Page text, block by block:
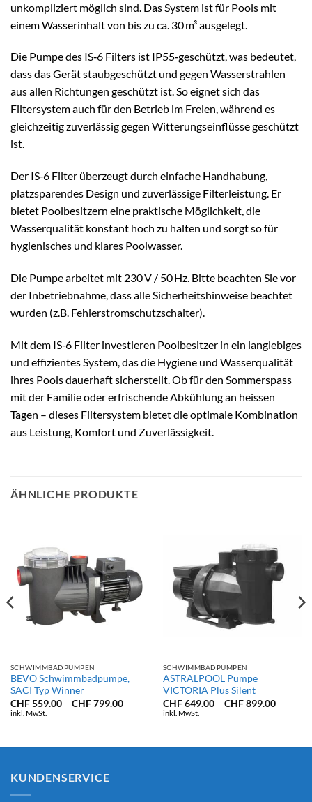
unkompliziert möglich sind. Das System ist für Pools mit
einem Wasserinhalt von bis zu ca. 30 m³ ausgelegt.
Die Pumpe des IS‑6 Filters ist IP55‑geschützt, was bedeutet,
dass das Gerät staubgeschützt und gegen Wasserstrahlen
aus allen Richtungen geschützt ist. So eignet sich das
Filtersystem auch für den Betrieb im Freien, während es
gleichzeitig zuverlässig gegen Witterungseinflüsse geschützt
ist.
Der IS‑6 Filter überzeugt durch einfache Handhabung,
platzsparendes Design und zuverlässige Filterleistung. Er
bietet Poolbesitzern eine praktische Möglichkeit, die
Wasserqualität konstant hoch zu halten und sorgt so für
hygienisches und klares Poolwasser.
Die Pumpe arbeitet mit 230 V / 50 Hz. Bitte beachten Sie vor
der Inbetriebnahme, dass alle Sicherheitshinweise beachtet
wurden (z.B. Fehlerstromschutzschalter).
Mit dem IS‑6 Filter investieren Poolbesitzer in ein langlebiges
und effizientes System, das die Hygiene und Wasserqualität
ihres Pools dauerhaft sicherstellt. Ob für den Sommerspass
mit der Familie oder erfrischende Abkühlung an heissen
Tagen – dieses Filtersystem bietet die optimale Kombination
aus Leistung, Komfort und Zuverlässigkeit.
ÄHNLICHE PRODUKTE
SCHWIMMBADPUMPEN
BEVO Schwimmbadpumpe,
SACI Typ Winner
CHF559.00 – CHF799.00Preisspanne:
CHF 559.00
inkl. MwSt.
SCHWIMMBADPUMPEN
ASTRALPOOL Pumpe
VICTORIA Plus Silent
CHF649.00 – CHF899.00
inkl. MwSt.
1,190.00
KUNDENSERVICE